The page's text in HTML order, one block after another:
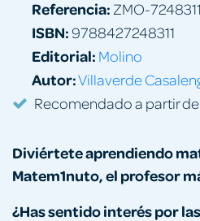
Diviértete aprendiendo
Matem1nuto, el profesor
¿Has sentido interés por
Referencia: ZMO-7248311
ISBN:9788427248311
Editorial: Molino
Autor:Villaverde
Recomendado a partir